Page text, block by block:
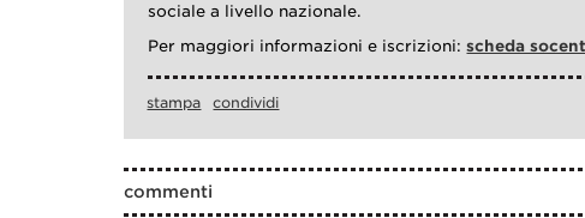
sociale a livello nazionale.
Per maggiori informazioni e iscrizioni:scheda
stampa condividi
commenti